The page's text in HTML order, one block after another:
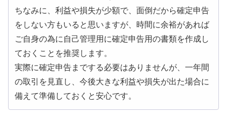
ちなみに、利益や損失が少額で、面倒だから確定申告
をしない方もいると思いますが、時間に余裕があれば
ご自身の為に自己管理用に確定申告用の書類を作成し
ておくことを推奨します。
実際に確定申告までする必要はありませんが、一年間
の取引を見直し、今後大きな利益や損失が出た場合に
備えて準備しておくと安心です。